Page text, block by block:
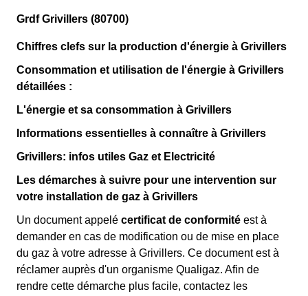
Grdf Grivillers (80700)
Chiffres clefs sur la production d'énergie à Grivillers
Consommation et utilisation de l'énergie à Grivillers
détaillées :
L'énergie et sa consommation à Grivillers
Informations essentielles à connaître à Grivillers
Grivillers: infos utiles Gaz et Electricité
Les démarches à suivre pour une intervention sur
votre installation de gaz à Grivillers
Un document appelé certificat de conformité est à
demander en cas de modification ou de mise en place
du gaz à votre adresse à Grivillers. Ce document est à
réclamer auprès d'un organisme Qualigaz. Afin de
rendre cette démarche plus facile, contactez les